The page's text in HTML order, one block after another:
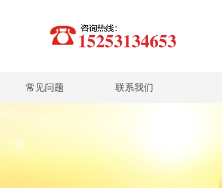
常见问题 联系我们